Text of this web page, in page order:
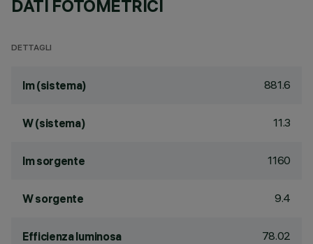
DATI FOTOMETRICI
DETTAGLI
lm (sistema) 881.6
W (sistema) 11.3
lm sorgente 1160
W sorgente 9.4
Efficienza luminosa
78.02